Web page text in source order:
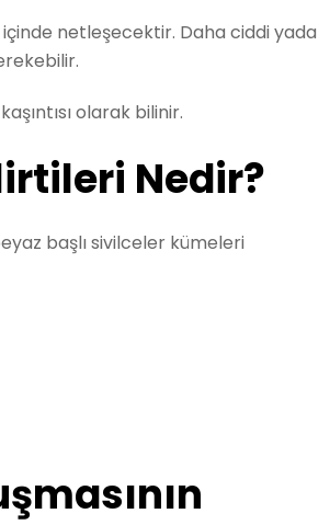
netleşecektir. Daha ciddi yada
olarak bilinir.
Nedir?
başlı sivilceler kümeleri